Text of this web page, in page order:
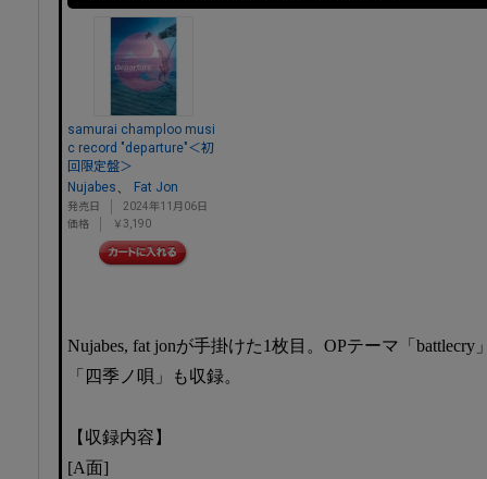
samurai champloo musi
c record "departure"＜初
回限定盤＞
Nujabes、 Fat Jon
発売日
2024年11月06日
価格
￥3,190
Nujabes, fat jonが手掛けた1枚目。OPテーマ「
「四季ノ唄」も収録。
【収録内容】
[A面]